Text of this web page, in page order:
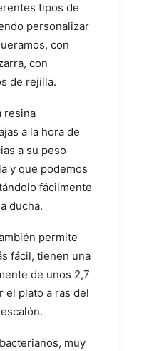
tipos de
personalizar
con
con
de rejilla.
a la hora de
a su peso
y que podemos
fácilmente
ducha.
permite
fácil, tienen una
de unos 2,7
el plato a ras del
muy